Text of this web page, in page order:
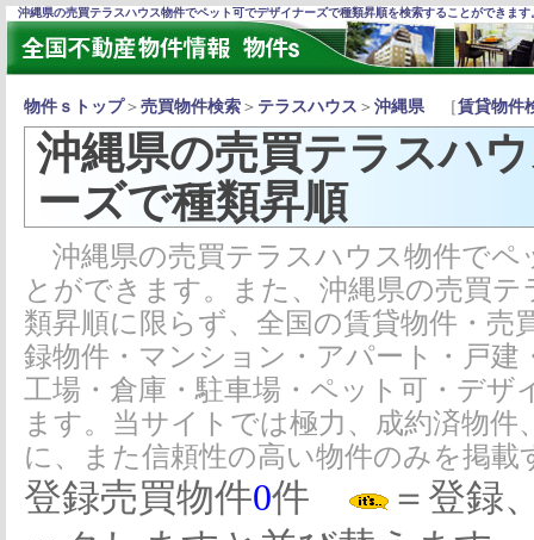
沖縄県の売買テラスハウス物件でペット可でデザイナーズで種類昇順を検索することができます
物件ｓトップ＞ 売買物件検索 ＞ テラスハウス ＞ 沖縄県［賃貸物件
沖縄県の売買テラスハ
ーズで種類昇順
沖縄県の売買テラスハウス物件でペ
とができます。また、沖縄県の売買
類昇順に限らず、全国の賃貸物件・売
録物件・マンション・アパート・戸
工場・倉庫・駐車場・ペット可・デ
ます。当サイトでは極力、成約済物
に、また信頼性の高い物件のみを掲
登録売買物件0件
＝登録